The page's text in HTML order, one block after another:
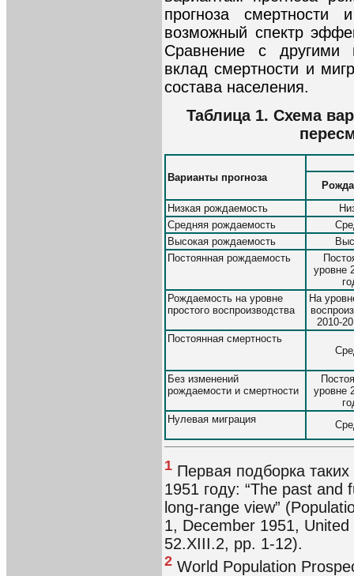
прогноза смертности
возможный спектр
Сравнение с другими
вклад смертности и
состава населения.
Таблица 1. Схема
Варианты прогноза
Низкая рождаемость
Средняя рождаемость
Высокая рождаемость
Постоянная рождаемость
уровне
Рождаемость на уровне
простого воспроизводства
На
2010-
Постоянная смертность
Без изменений
рождаемости и смертности
уровне
Нулевая миграция
1 Первая подборка
1951 году: “The past and
long-range view”
1, December 1951,
52.XIII.2, pp. 1-12).
2 World Population